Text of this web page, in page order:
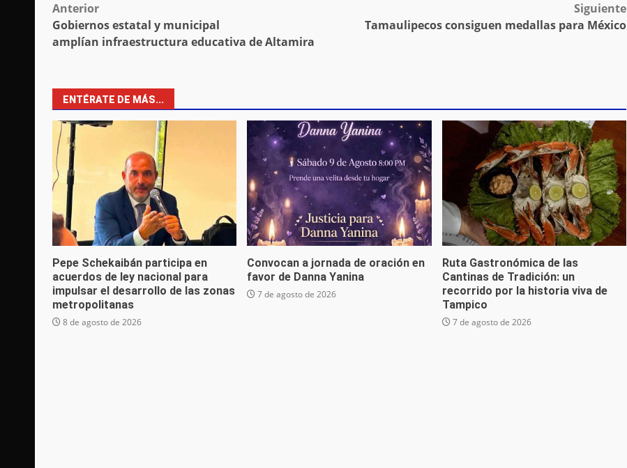
Post
navigation
Anterior
Gobiernos estatal y municipal
amplían infraestructura educativa de Altamira
Siguiente
Tamaulipecos consiguen medallas para México
ENTÉRATE DE MÁS...
Pepe Schekaibán participa en
acuerdos de ley nacional para
impulsar el desarrollo de las zonas
metropolitanas
8 de agosto de 2026
Convocan a jornada de oración en
favor de Danna Yanina
7 de agosto de 2026
Ruta Gastronómica de las
Cantinas de Tradición: un
recorrido por la historia viva de
Tampico
7 de agosto de 2026